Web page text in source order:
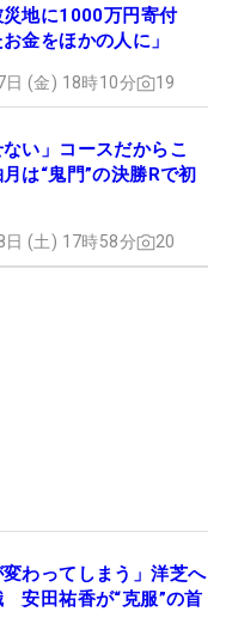
地に1000万円寄付
お金をほかの人に」
(金) 18時10分 19
ない」コースだからこ
は“鬼門”の決勝Rで初
(土) 17時58分 20
変わってしまう」洋芝へ
安田祐香が“克服”の首